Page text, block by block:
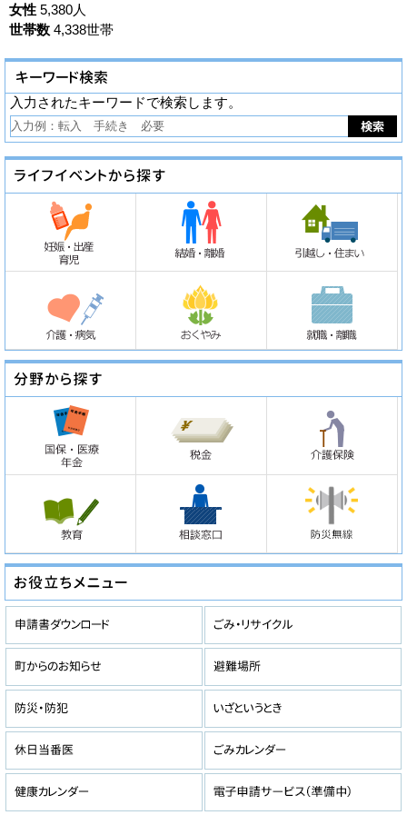
女性 5,380人
世帯数 4,338世帯
入力されたキーワードで検索します。